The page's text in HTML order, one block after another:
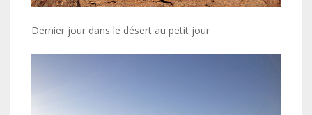
Dernier jour dans le désert au petit jour